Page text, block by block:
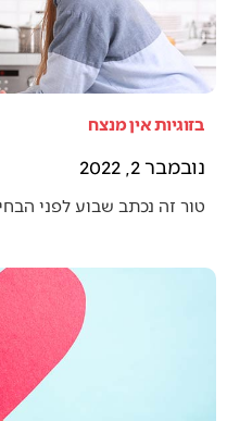
בזוגיות אין מנצח
נובמבר 2, 2022
טור זה נכתב שבוע לפני